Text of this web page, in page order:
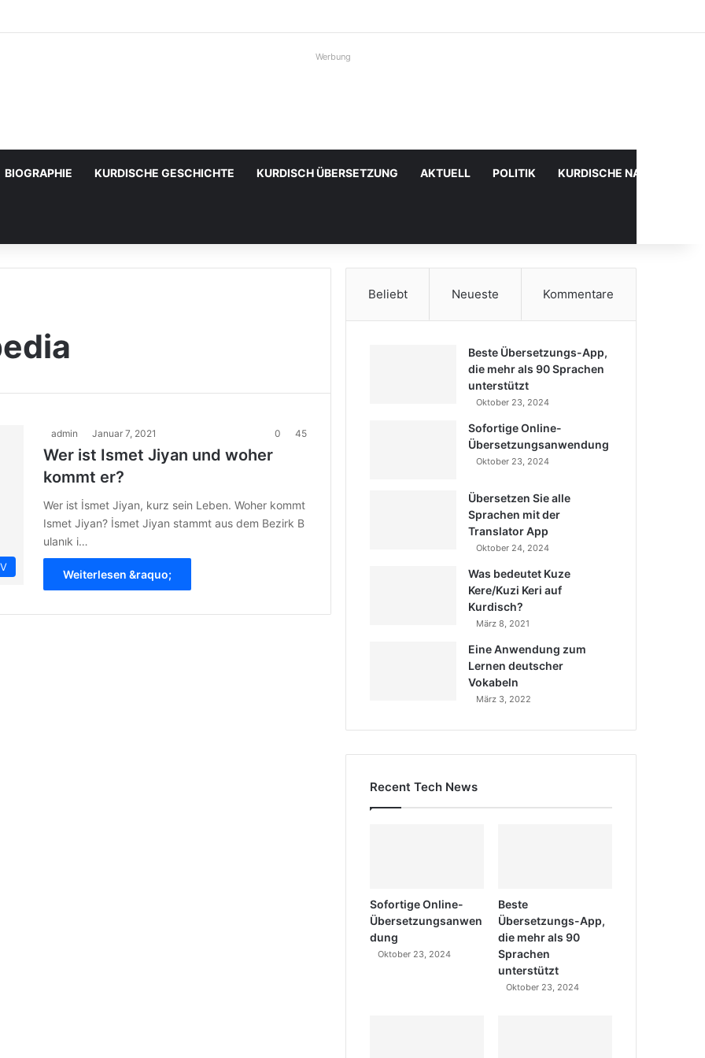
Werbung
BIOGRAPHIE KURDISCHE GESCHICHTE KURDISCH ÜBERSETZUNG AKTUELL POLITIK KURDISCHE
admin Januar 7, 2021 0 45
Wer ist Ismet Jiyan und woher
kommt er?
Wer ist İsmet Jiyan, kurz sein Leben. Woher kommt
Ismet Jiyan? İsmet Jiyan stammt aus dem Bezirk B
ulanık i…
Weiterlesen &raquo;
Beliebt Neueste Kommentare
Beste Übersetzungs-App,
die mehr als 90 Sprachen
unterstützt
Oktober 23, 2024
Sofortige Online-
Übersetzungsanwendung
Oktober 23, 2024
Übersetzen Sie alle
Sprachen mit der
Translator App
Oktober 24, 2024
Was bedeutet Kuze
Kere/Kuzi Keri auf
Kurdisch?
März 8, 2021
Eine Anwendung zum
Lernen deutscher
Vokabeln
März 3, 2022
Recent Tech News
Sofortige Online-
Übersetzungsanwen
dung
Oktober 23, 2024
Beste
Übersetzungs-App,
die mehr als 90
Sprachen
unterstützt
Oktober 23, 2024